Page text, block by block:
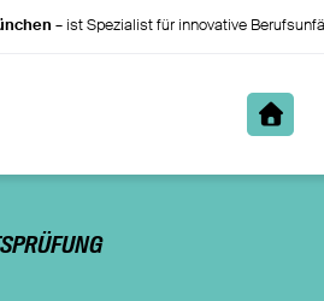
– ist Spezialist für innovative